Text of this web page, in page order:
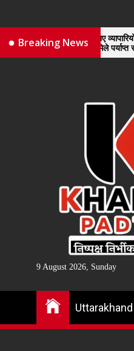
the Breaking News
नए व्यापारियों को मतदाता
मिले पर्याप्त समय, फरवरी
कराने की उठाई मांग, सौंपा
9 August 2026, Sunday
Uttarakhand